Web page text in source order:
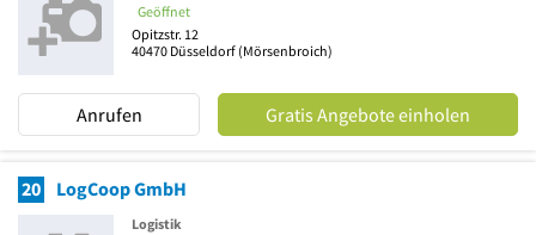
Geöffnet
Opitzstr. 12
40470 Düsseldorf (Mörsenbroich)
Anrufen Gratis Angebote einholen
20 LogCoop GmbH
Logistik